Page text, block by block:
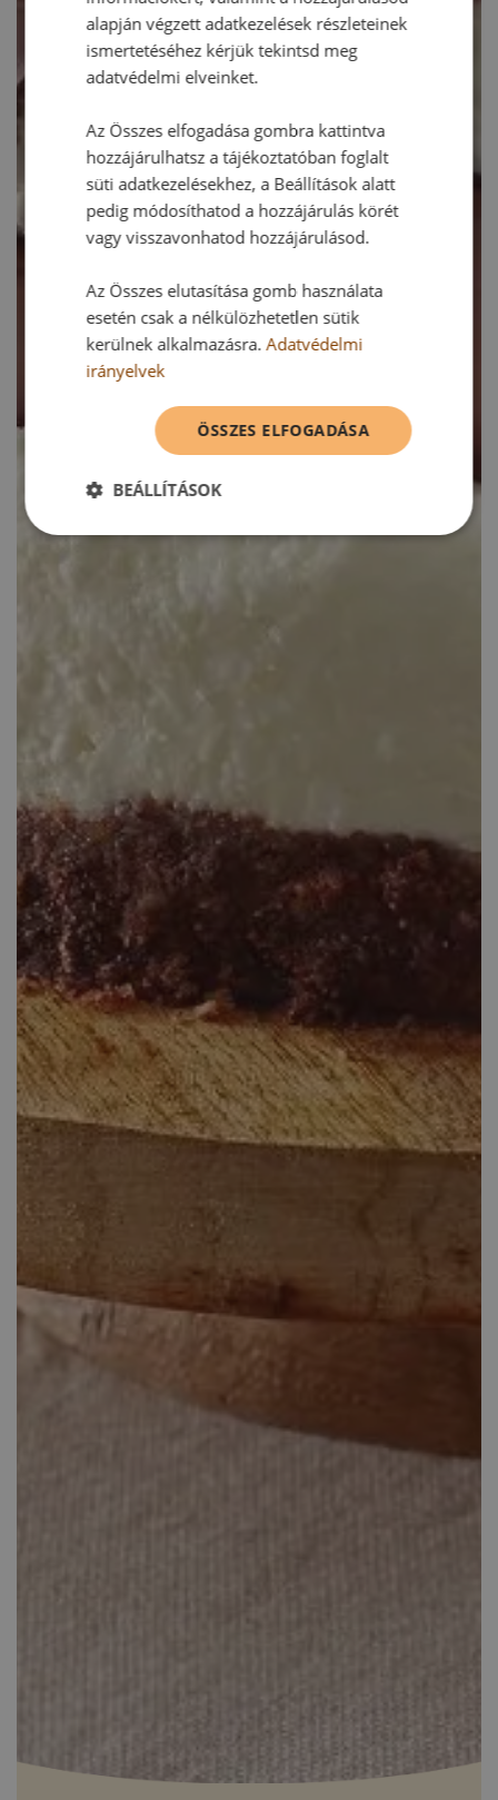
alapján végzett adatkezelések részleteinek
ismertetéséhez kérjük tekintsd meg
adatvédelmi elveinket.
Az Összes elfogadása gombra kattintva
hozzájárulhatsz a tájékoztatóban foglalt
süti adatkezelésekhez, a Beállítások alatt
pedig módosíthatod a hozzájárulás körét
vagy visszavonhatod hozzájárulásod.
Az Összes elutasítása gomb használata
esetén csak a nélkülözhetetlen sütik
kerülnek alkalmazásra.Adatvédelmi
irányelvek
ÖSSZES ELFOGADÁSA
BEÁLLÍTÁSOK